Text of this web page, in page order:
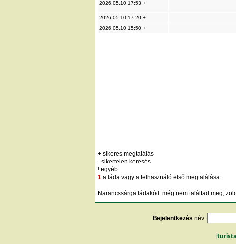
2026.05.10 17:53 +
2026.05.10 17:20 +
2026.05.10 15:50 +
+ sikeres megtalálás
- sikertelen keresés
! egyéb
1 a láda vagy a felhasználó első megtalálása
Narancssárga ládakód: még nem találtad meg;
Bejelentkezés név: